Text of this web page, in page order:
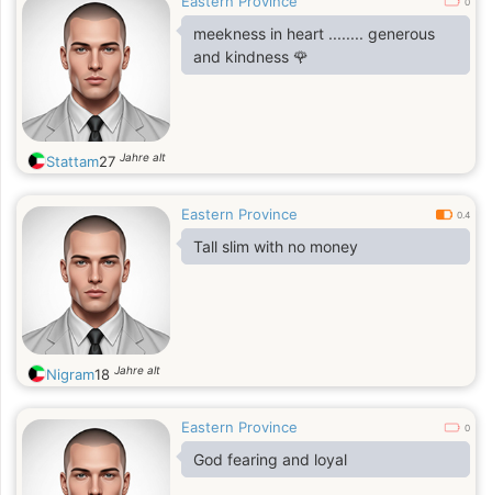
0
meekness in heart ........ generous
and kindness 🌹
Stattam27 Jahre alt
Eastern Province 0.4
Tall slim with no money
Nigram18 Jahre alt
Eastern Province 0
God fearing and loyal